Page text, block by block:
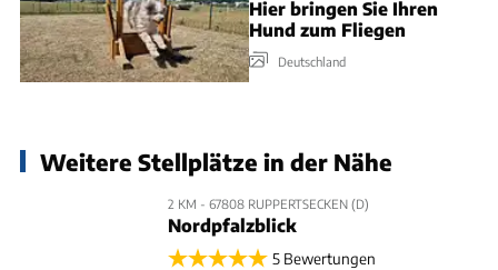
Hier bringen Sie Ihren
Hund zum Fliegen
Deutschland
Weitere Stellplätze in der Nähe
2 KM - 67808 RUPPERTSECKEN (D)
Nordpfalzblick
5 Bewertungen